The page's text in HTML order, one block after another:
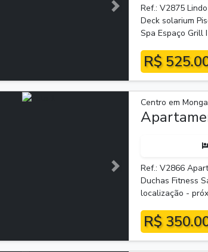
PróximaRef.: V2875
Deck solarium
Spa Espaço Grill
R$
Próxima
Centro em
Ref.: V2866
Duchas Fitness
localização -
R$